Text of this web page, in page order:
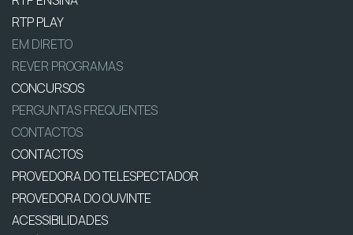
RTP PLAY
EM DIRETO
REVER PROGRAMAS
CONCURSOS
PERGUNTAS FREQUENTES
CONTACTOS
CONTACTOS
PROVEDORA DO TELESPECTADOR
PROVEDORA DO OUVINTE
ACESSIBILIDADES